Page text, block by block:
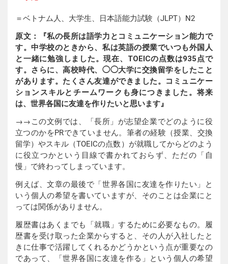
＝ベトナム人、大学生、日本語能力試験（JLPT）N2
原文：『私の長所は語学力とコミュニケーション能力で
す。中学校のときから、私は英語の授業でいつも外国人
と一緒に勉強しました。現在、TOEICの点数は935点で
す。さらに、高校時代、◯◯大学に交換留学をしたこと
があります。たくさん友達ができました。コミュニケー
ションスキルとチームワークも身につきました。将来
は、世界各国に友達を作りたいと思います』
→→この文例では、「長所」が志望企業でどのように役
立つのかをPRできていません。筆者の経験（授業、交換
留学）やスキル（TOEICの点数）が就職してからどのよう
に役立つかという目線で書かれておらず、ただの「自
慢」で終わってしまっています。
例えば、文章の最後で「世界各国に友達を作りたい」と
いう個人の希望を書いていますが、そのことは企業にと
っては関係がありません。
履歴書はあくまでも「就職」するために必要なもの。履
歴書を受け取った企業からすると、その人が入社したと
きに仕事で活躍してくれるかどうかという点が重要なの
であって、「世界各国に友達を作る」という個人の希望